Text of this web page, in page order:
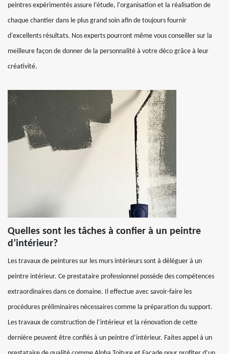
peintres expérimentés assure l’étude, l'organisation et la réalisation de
chaque chantier dans le plus grand soin afin de toujours fournir
d'excellents résultats. Nos experts pourront même vous conseiller sur la
meilleure façon de donner de la personnalité à votre déco grâce à leur
créativité.
Quelles sont les tâches à confier à un peintre
d’intérieur?
Les travaux de peintures sur les murs intérieurs sont à déléguer à un
peintre intérieur. Ce prestataire professionnel possède des compétences
extraordinaires dans ce domaine. Il effectue avec savoir-faire les
procédures préliminaires nécessaires comme la préparation du support.
Les travaux de construction de l’intérieur et la rénovation de cette
dernière peuvent être confiés à un peintre d’intérieur. Faites appel à un